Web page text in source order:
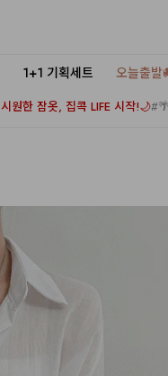
1+1 기획세트 오늘출발
원한 잠옷, 집콕 LIFE 시작!🌙